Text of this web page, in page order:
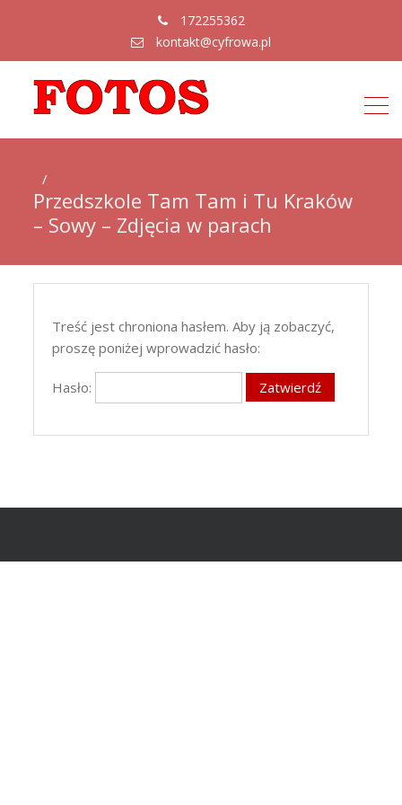
172255362
kontakt@cyfrowa.pl
Przedszkole Tam Tam i Tu Kraków
– Sowy – Zdjęcia w parach
Treść jest chroniona hasłem. Aby ją zobaczyć,
proszę poniżej wprowadzić hasło:
Hasło: